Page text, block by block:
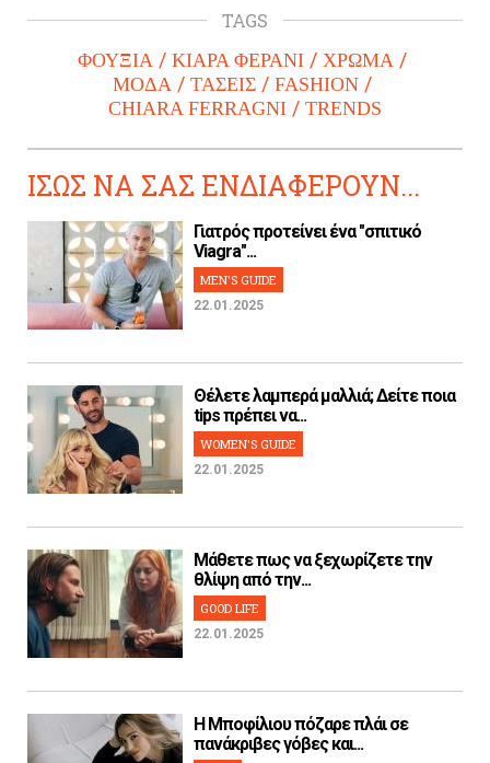
TAGS
ΦΟΥΞΙΑ ΚΙΑΡΑ ΦΕΡΑΝΙ
ΧΡΩΜΑ
ΜΟΔΑ
ΤΑΣΕΙΣ
FASHION
CHIARA FERRAGNI
TRENDS
ΙΣΩΣ ΝΑ ΣΑΣ ΕΝΔΙΑΦΕΡΟΥΝ...
Γιατρός προτείνει ένα "σπιτικό
Viagra"...
MEN'S GUIDE
22.01.2025
Θέλετε λαμπερά μαλλιά; Δείτε ποια
tips πρέπει να...
WOMEN'S GUIDE
22.01.2025
Μάθετε πως να ξεχωρίζετε την
θλίψη από την...
GOOD LIFE
22.01.2025
H Μποφίλιου πόζαρε πλάι σε
πανάκριβες γόβες και...